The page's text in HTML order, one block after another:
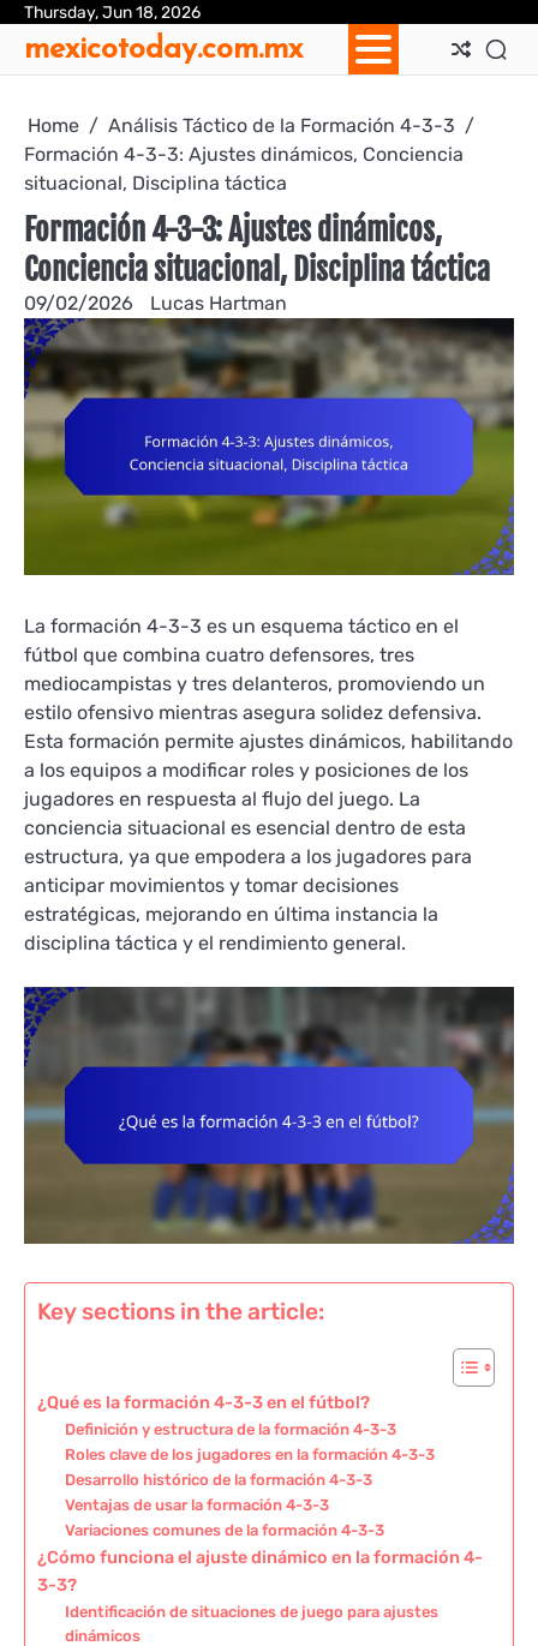
Skip
content
Thursday, Jun 18, 2026
mexicotoday.com.mx
Home
Análisis Táctico de la Formación 4-3-3
Formación 4-3-3: Ajustes dinámicos, Conciencia
situacional, Disciplina táctica
Formación 4-3-3: Ajustes dinámicos,
Conciencia situacional, Disciplina táctica
09/02/2026 Lucas Hartman
La formación 4-3-3 es un esquema táctico en el
fútbol que combina cuatro defensores, tres
mediocampistas y tres delanteros, promoviendo un
estilo ofensivo mientras asegura solidez defensiva.
Esta formación permite ajustes dinámicos, habilitando
a los equipos a modificar roles y posiciones de los
jugadores en respuesta al flujo del juego. La
conciencia situacional es esencial dentro de esta
estructura, ya que empodera a los jugadores para
anticipar movimientos y tomar decisiones
estratégicas, mejorando en última instancia la
disciplina táctica y el rendimiento general.
Key sections in the article:
¿Qué es la formación 4-3-3 en el fútbol?
Definición y estructura de la formación 4-3-3
Roles clave de los jugadores en la formación 4-3-3
Desarrollo histórico de la formación 4-3-3
Ventajas de usar la formación 4-3-3
Variaciones comunes de la formación 4-3-3
¿Cómo funciona el ajuste dinámico en la formación 4-
3-3?
Identificación de situaciones de juego para ajustes
dinámicos